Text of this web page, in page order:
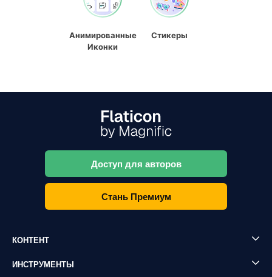
Анимированные
Иконки
Стикеры
Доступ для авторов
Стань Премиум
КОНТЕНТ
ИНСТРУМЕНТЫ